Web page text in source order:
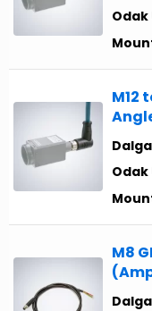
Odak
M12
Odak
M8